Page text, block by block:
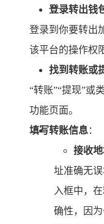
登录转出钱
登录到你要转出
该平台的操作权
找到转账或
“转账”“提现”或
功能页面。
填写转账信息：
接收
址准确无
入框中，
确性，因